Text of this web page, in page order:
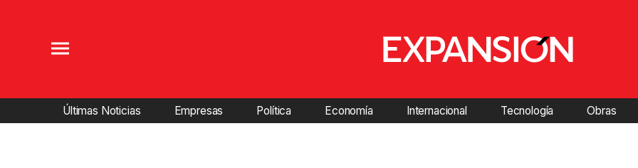
Últimas Noticias Empresas Política Economía Internacional Tecnología Obras